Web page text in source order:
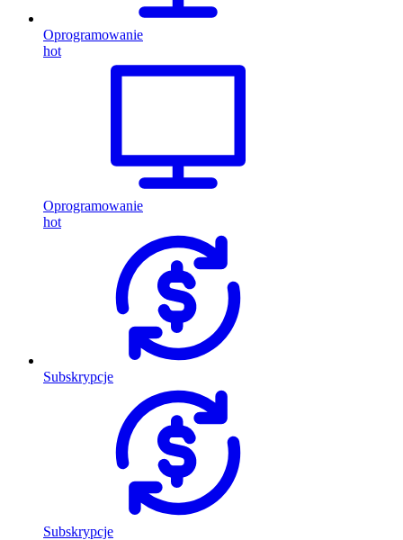
Oprogramowanie
hot
Oprogramowanie
hot
Subskrypcje
Subskrypcje